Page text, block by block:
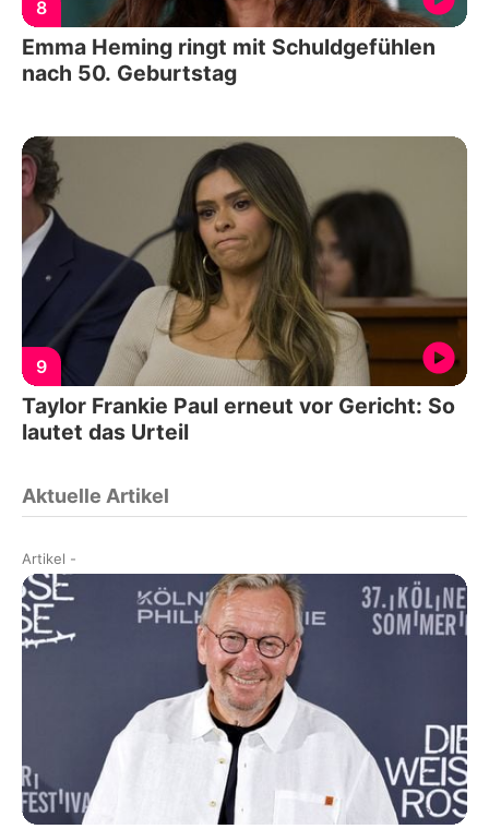
8
Emma Heming ringt mit Schuldgefühlen
nach 50. Geburtstag
9
Taylor Frankie Paul erneut vor Gericht: So
lautet das Urteil
Aktuelle Artikel
Artikel -